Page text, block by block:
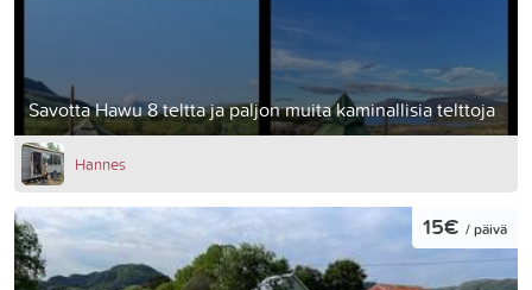
Savotta Hawu 8 teltta ja paljon muita kaminallisia telttoja
Hannes
15€ / päivä